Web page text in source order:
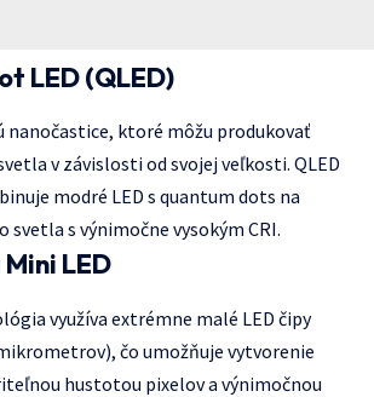
LED (QLED)
nanočastice, ktoré môžu produkovať
v závislosti od svojej veľkosti. QLED
modré LED s quantum dots na
svetla s výnimočne vysokým CRI.
LED
využíva extrémne malé LED čipy
čo umožňuje vytvorenie
hustotou pixelov a výnimočnou